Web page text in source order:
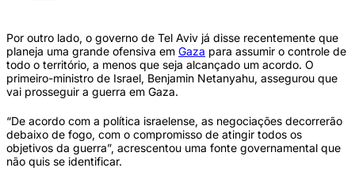
Por outro lado, o governo de Tel Aviv já disse recentemente que
planeja uma grande ofensiva em Gaza para assumir o controle de
todo o território, a menos que seja alcançado um acordo. O
primeiro-ministro de Israel, Benjamin Netanyahu, assegurou que
vai prosseguir a guerra em Gaza.
“De acordo com a política israelense, as negociações decorrerão
debaixo de fogo, com o compromisso de atingir todos os
objetivos da guerra”, acrescentou uma fonte governamental que
não quis se identificar.